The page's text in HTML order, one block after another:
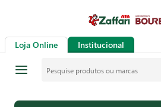
Loja Online Institucional